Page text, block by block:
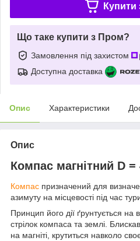
Купити
Що таке купити з Пром?
Замовлення під захистом
Доступна доставка
Опис Характеристики
Опис
Компас магнітний D
Компас призначений для
азимуту на місцевості під час
Принцип його дії ґрунтується на
стрілок компаса та землі.
на магніті, крутиться навколо